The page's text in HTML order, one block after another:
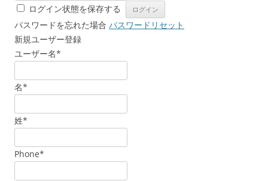
ログイン状態を保存する
パスワードを忘れた場合 パスワードリセット
新規ユーザー登録
ユーザー名*
名*
姓*
Phone*